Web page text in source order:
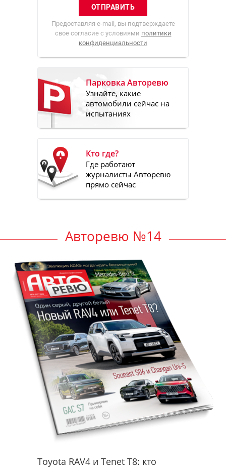
Предоставляя e-mail, вы подтверждаете
свое согласие с условиями политики
конфиденциальности
Парковка Авторевю
Узнайте, какие
автомобили сейчас на
испытаниях
Кто где?
Где работают
журналисты Авторевю
прямо сейчас
Авторевю №14
Toyota RAV4 и Tenet T8: кто